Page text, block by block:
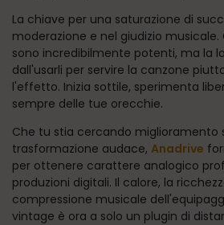
La chiave per una saturazione di
moderazione e nel giudizio
sono incredibilmente potenti, ma la
dall'usarli per servire la canzone
l'effetto. Inizia sottile, sperimenta
sempre delle tue orecchie.
Che tu stia cercando miglioramento
trasformazione audace, Anadrive
per ottenere carattere analogico
produzioni digitali. Il calore, la
compressione musicale
vintage è ora a solo un plugin di